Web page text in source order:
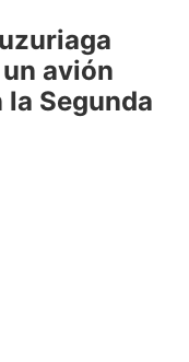
avión
Segunda